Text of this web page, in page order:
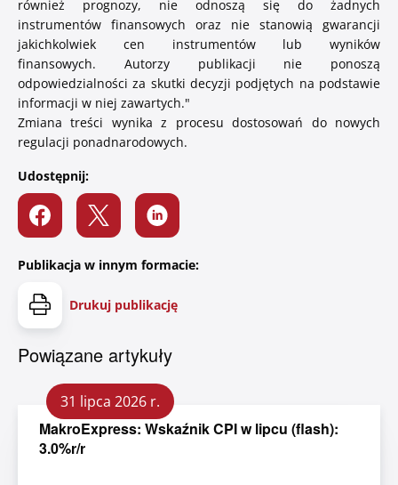
również prognozy, nie odnoszą się do żadnych
instrumentów finansowych oraz nie stanowią gwarancji
jakichkolwiek cen instrumentów lub wyników
finansowych.
Autorzy publikacji nie ponoszą
odpowiedzialności za skutki decyzji podjętych na podstawie
informacji w niej zawartych."
Zmiana treści wynika z procesu dostosowań do nowych
regulacji ponadnarodowych.
Udostępnij:
Publikacja w innym formacie:
Drukuj publikację
Powiązane artykuły
31 lipca 2026 r.
MakroExpress: Wskaźnik CPI w lipcu (flash):
3.0%r/r